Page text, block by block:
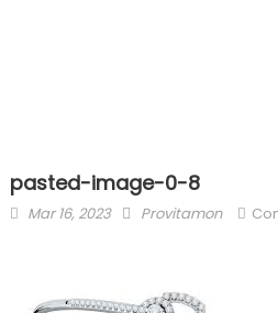
pasted-image-0-8
Posted
Mar 16, 2023 Author
Provitamon